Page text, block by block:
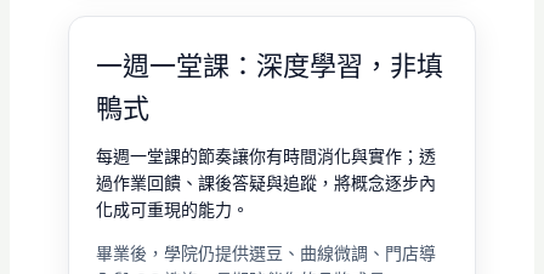
一週一堂課：深度學習，非填
鴨式
每週一堂課的節奏讓你有時間消化與實作；透
過作業回饋、課後答疑與追蹤，將概念逐步內
化成可重現的能力。
畢業後，學院仍提供選豆、曲線微調、門店導